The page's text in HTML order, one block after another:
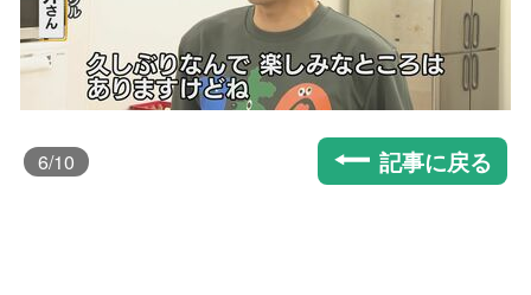
6/10 記事に戻る